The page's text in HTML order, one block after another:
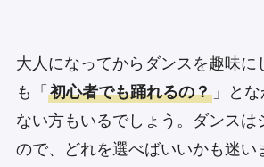
大人になってからダンスを趣味に
も「 初心者でも踊れるの？」と
ない方もいるでしょう。ダンスは
ので、どれを選べばいいかも迷い